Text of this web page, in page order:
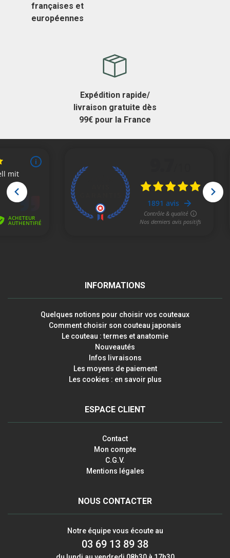
françaises et
européennes
Expédition rapide/
livraison gratuite dès
99€ pour la France
INFORMATIONS
Quelques notions pour choisir vos couteaux
Comment choisir son couteau japonais
Le couteau : termes et anatomie
Nouveautés
Infos livraisons
Les moyens de paiement
Les cookies : en savoir plus
ESPACE CLIENT
Contact
Mon compte
C.G.V.
Mentions légales
NOUS CONTACTER
Notre équipe vous écoute au
03 69 13 89 38